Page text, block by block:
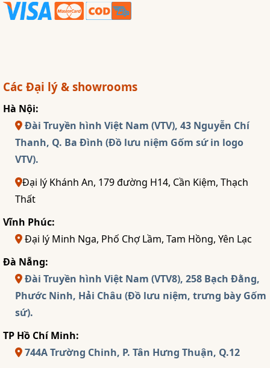
Các Đại lý & showrooms
Hà Nội:
Đài Truyền hình Việt Nam (VTV), 43 Nguyễn Chí
Thanh, Q. Ba Đình (Đồ lưu niệm Gốm sứ in logo
VTV).
Đại lý Khánh An, 179 đường H14, Cần Kiệm, Thạch
Thất
Vĩnh Phúc:
Đại lý Minh Nga, Phố Chợ Lầm, Tam Hồng, Yên Lạc
Đà Nẵng:
Đài Truyền hình Việt Nam (VTV8), 258 Bạch Đằng,
Phước Ninh, Hải Châu (Đồ lưu niệm, trưng bày Gốm
sứ).
TP Hồ Chí Minh:
744A Trường Chinh, P. Tân Hưng Thuận, Q.12